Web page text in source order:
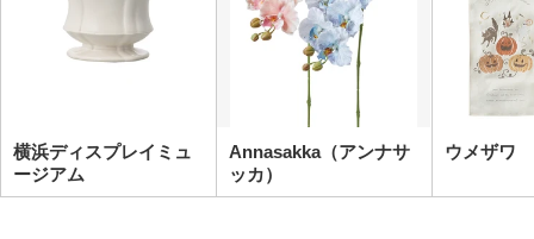
横浜ディスプレイミュ
ージアム
Annasakka（アンナサ
ッカ）
ウメザワ